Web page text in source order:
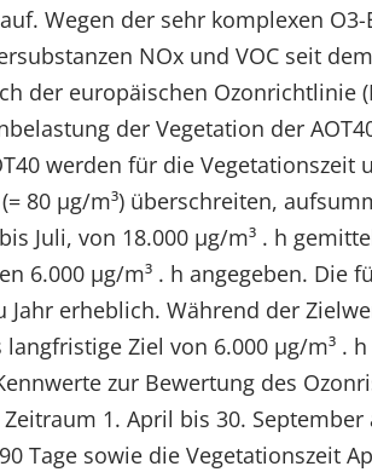
Wegen der sehr komplexen
NOx und VOC seit
der europäischen Ozonrichtlinie
der Vegetation der
werden für die
80 µg/m³) überschreiten,
Juli, von 18.000 µg/m³ . h
6.000 µg/m³ . h angegeben. Die
Jahr erheblich. Während der
Ziel von 6.000 µg/m³ .
zur Bewertung des
1. April bis 30.
Tage sowie die Vegetationszeit
Media
von